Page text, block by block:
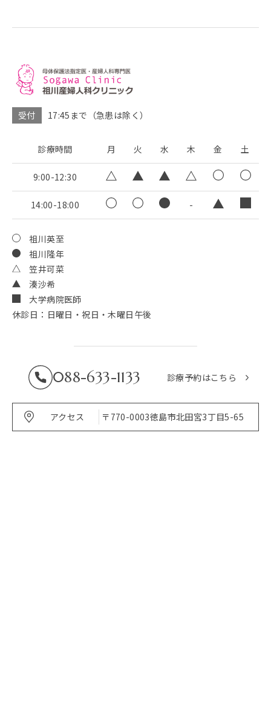
受付 17:45まで（急患は除く）
診療時間 月 火 水 木 金 土
9:00-12:30
14:00-18:00 -
祖川英至
祖川隆年
笠井可菜
湊沙希
大学病院医師
休診日：日曜日・祝日・木曜日午後
088-633-1133 診療予約はこちら
アクセス 〒770-0003徳島市北田宮3丁目5-65